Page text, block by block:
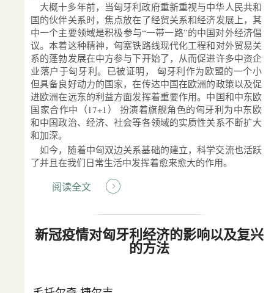
大概十多年前，当匈牙利政府重新重视与中华人民共和
国的伙伴关系时，焦点放在了经贸关系和经济发展上，其
中一个主要领域是积极参与“一带一路”的中国对外经济倡
议。本着这种精神，匈塞铁路线现代化工程和对外贸易关
系的蓬勃发展在中方参与下开始了，从而促进许多中资企
业落户于匈牙利。已被证明， 匈牙利作为欧盟的一个小
但具备良好动力的国家，在传达中国在欧洲的政策以及促
进欧洲在远东的利益方面发挥着重要作用。中国和中东欧
国家合作中（17+1） 扮演着旗舰角色的匈牙利为中东欧
和中国政治、经济、社会等各领域的实质性关系不断扩大
和加深。
如今，随着中匈双边关系基础的建立，科学交流也活跃
了并且在我们日常生活中发挥着愈来愈大的作用。
阅读全文
新冠疫情对匈牙利经济的影响以及复兴
的方法